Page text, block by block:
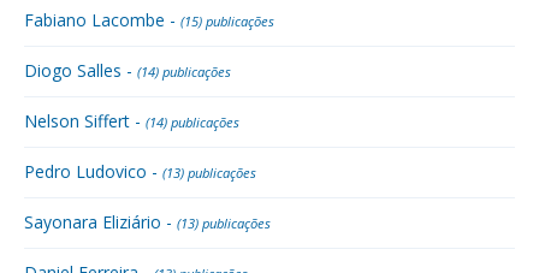
Fabiano Lacombe - (15) publicações
Diogo Salles - (14) publicações
Nelson Siffert - (14) publicações
Pedro Ludovico - (13) publicações
Sayonara Eliziário - (13) publicações